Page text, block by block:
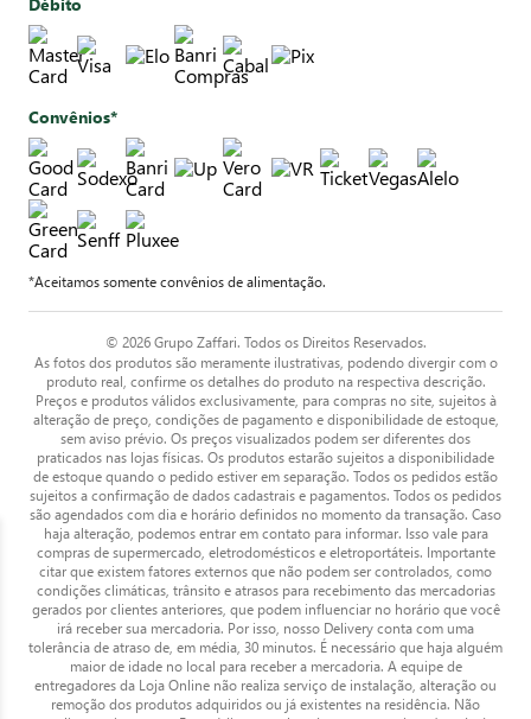
Convênios*
*Aceitamos somente convênios de alimentação.
© 2026 Grupo Zaffari. Todos os Direitos Reservados.
As fotos dos produtos são meramente ilustrativas, podendo divergir com o
produto real, confirme os detalhes do produto na respectiva descrição.
Preços e produtos válidos exclusivamente, para compras no site, sujeitos à
alteração de preço, condições de pagamento e disponibilidade de estoque,
sem aviso prévio. Os preços visualizados podem ser diferentes dos
praticados nas lojas físicas. Os produtos estarão sujeitos a disponibilidade
de estoque quando o pedido estiver em separação. Todos os pedidos estão
sujeitos a confirmação de dados cadastrais e pagamentos. Todos os pedidos
são agendados com dia e horário definidos no momento da transação. Caso
haja alteração, podemos entrar em contato para informar. Isso vale para
compras de supermercado, eletrodomésticos e eletroportáteis. Importante
citar que existem fatores externos que não podem ser controlados, como
condições climáticas, trânsito e atrasos para recebimento das mercadorias
gerados por clientes anteriores, que podem influenciar no horário que você
irá receber sua mercadoria. Por isso, nosso Delivery conta com uma
tolerância de atraso de, em média, 30 minutos. É necessário que haja alguém
maior de idade no local para receber a mercadoria. A equipe de
entregadores da Loja Online não realiza serviço de instalação, alteração ou
remoção dos produtos adquiridos ou já existentes na residência. Não